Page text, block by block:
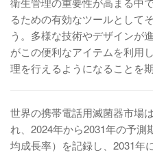
るための有効なツールとして
う。多様な技術やデザインが
がこの便利なアイテムを利用
理を行えるようになることを期
世界の携帯電話用滅菌器市場
れ、2024年から2031年の予
均成長率）を記録し、2031年